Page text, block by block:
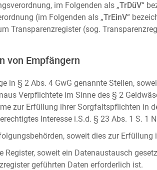
im Folgenden als „TrDüV“
(im Folgenden als „TrEinV“
Transparenzregister (sog.
von Empfängern
in § 2 Abs. 4 GwG genannte Stellen,
Verpflichtete im Sinne des § 2
zur Erfüllung ihrer Sorgfaltspflichten in
Interesse i.S.d. § 23 Abs. 1 S. 1
soweit dies zur
soweit ein Datenaustausch
geführten Daten erforderlich ist.